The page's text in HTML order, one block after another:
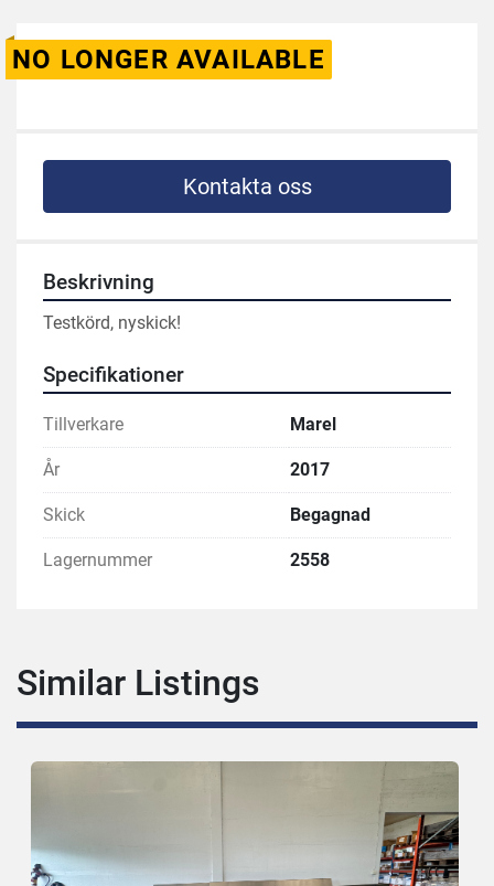
NO LONGER AVAILABLE
Kontakta oss
Beskrivning
Testkörd, nyskick!
Specifikationer
Tillverkare Marel
År 2017
Skick Begagnad
Lagernummer 2558
Similar Listings